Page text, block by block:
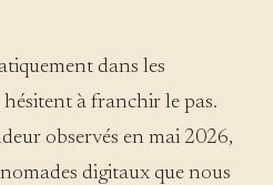
dans les
hésitent à franchir le pas.
observés en mai 2026,
digitaux que nous